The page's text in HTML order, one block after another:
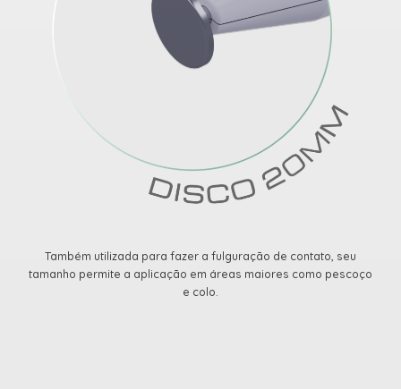
Também utilizada para fazer a fulguração de contato, seu
tamanho permite a aplicação em áreas maiores como pescoço
e colo.